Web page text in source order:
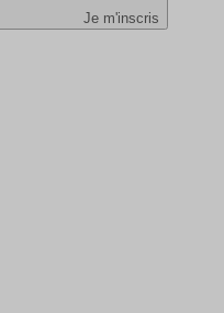
Je m'inscris